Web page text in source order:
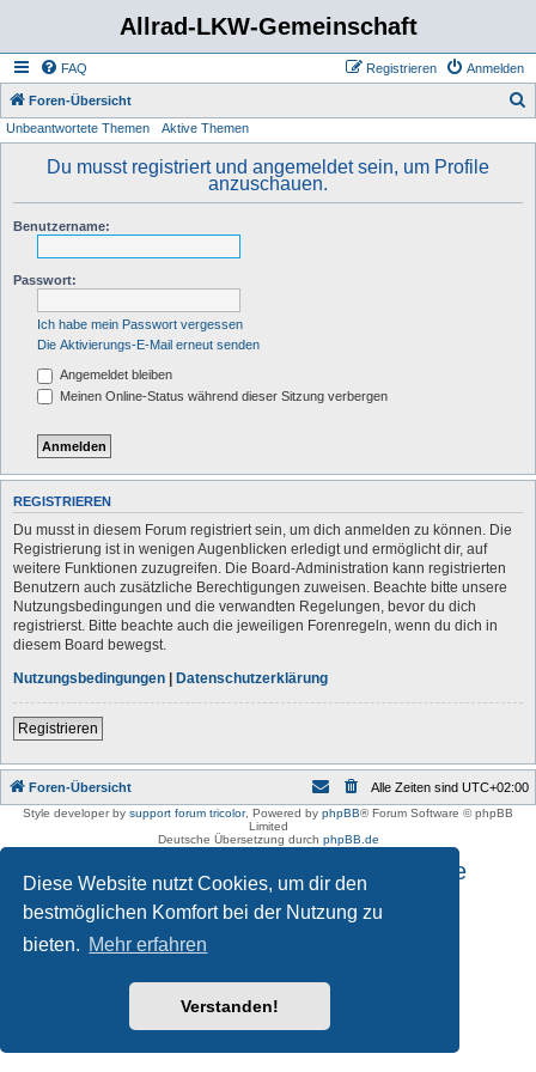
Diese Website nutzt Cookies, um dir den
bestmöglichen Komfort bei der Nutzung zu
bieten. Mehr erfahren
Verstanden!
Allrad-LKW-Gemeinschaft
FAQ Anmelden
Registrieren
Foren-Übersicht
Unbeantwortete Themen Aktive Themen
Du musst registriert und angemeldet sein, um Profile
anzuschauen.
Benutzername:
Passwort:
Ich habe mein Passwort vergessen
Die Aktivierungs-E-Mail erneut senden
Angemeldet bleiben
Meinen Online-Status während dieser Sitzung verbergen
REGISTRIEREN
Du musst in diesem Forum registriert sein, um dich anmelden zu können. Die
Registrierung ist in wenigen Augenblicken erledigt und ermöglicht dir, auf
weitere Funktionen zuzugreifen. Die Board-Administration kann registrierten
Benutzern auch zusätzliche Berechtigungen zuweisen. Beachte bitte unsere
Nutzungsbedingungen und die verwandten Regelungen, bevor du dich
registrierst. Bitte beachte auch die jeweiligen Forenregeln, wenn du dich in
diesem Board bewegst.
Nutzungsbedingungen | Datenschutzerklärung
Registrieren
Foren-Übersicht Alle Zeiten sind UTC+02:00
Style developer by support forum tricolor, Powered by phpBB® Forum Software © phpBB
Limited
Deutsche Übersetzung durch phpBB.de
Impressum und Datenschutzhinweise